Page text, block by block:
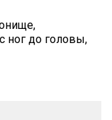
ног до головы,